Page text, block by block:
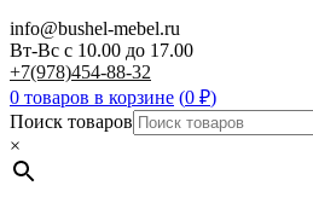
info@bushel-mebel.ru
Вт-Вс c 10.00 до 17.00
+7(978)454-88-32
0 товаров в корзине (0 ₽)
Поиск товаров
×